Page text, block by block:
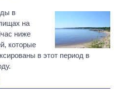
в
на
ниже
которые
в этот период в